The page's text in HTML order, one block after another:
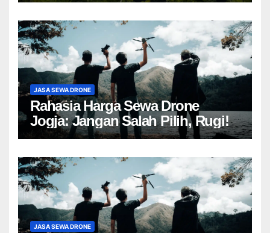
JASA SEWA DRONE
Rahasia Harga Sewa Drone
Jogja: Jangan Salah Pilih, Rugi!
JASA SEWA DRONE